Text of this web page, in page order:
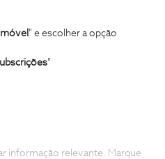
" e escolher a opção
"
informação relevante. Marque